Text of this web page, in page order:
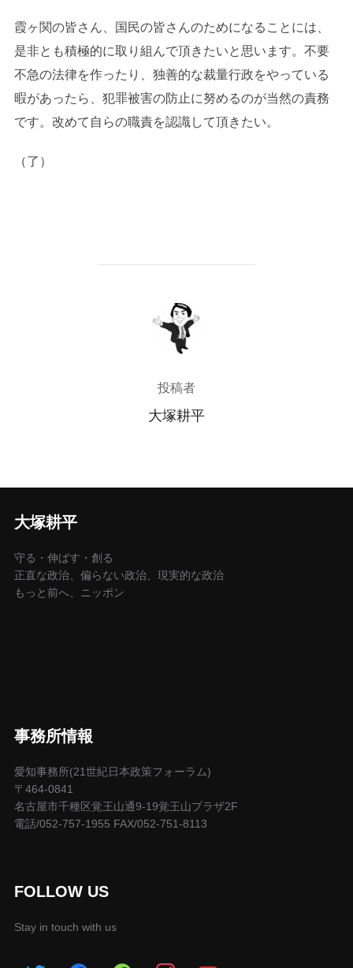
霞ヶ関の皆さん、国民の皆さんのためになることには、
是非とも積極的に取り組んで頂きたいと思います。不要
不急の法律を作ったり、独善的な裁量行政をやっている
暇があったら、犯罪被害の防止に努めるのが当然の責務
です。改めて自らの職責を認識して頂きたい。
（了）
投稿者
投稿者
大塚耕平
大塚耕平
守る・伸ばす・創る
正直な政治、偏らない政治、現実的な政治
もっと前へ、ニッポン
事務所情報
愛知事務所(21世紀日本政策フォーラム)
〒464-0841
名古屋市千種区覚王山通9-19覚王山プラザ2F
電話/052-757-1955 FAX/052-751-8113
FOLLOW US
Stay in touch with us